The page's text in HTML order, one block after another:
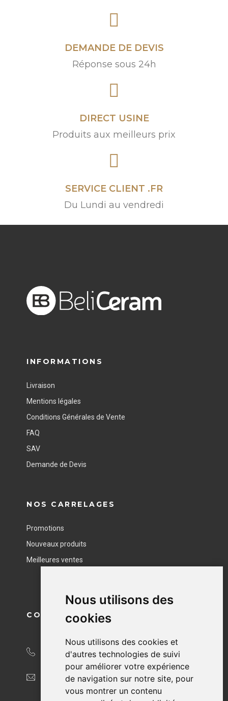
Nous utilisons des
cookies
Nous utilisons des cookies et
d'autres technologies de suivi
pour améliorer votre expérience
de navigation sur notre site, pour
vous montrer un contenu
DEMANDE DE DEVIS
Réponse sous 24h
DIRECT USINE
Produits aux meilleurs prix
SERVICE CLIENT .FR
Du Lundi au vendredi
INFORMATIONS
Livraison
Mentions légales
Conditions Générales de Vente
FAQ
SAV
Demande de Devis
NOS CARRELAGES
Promotions
Nouveaux produits
Meilleures ventes
CONTACT
04 76 40 49 95
contact@beliceram.fr